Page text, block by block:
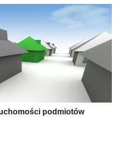
podmiotów